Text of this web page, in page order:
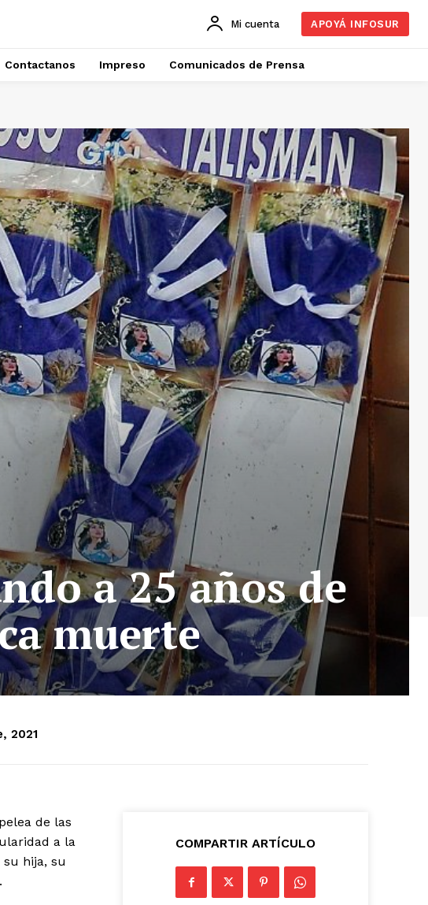
Mi cuenta APOYÁ INFOSUR
Contactanos Impreso Comunicados de Prensa
a 25 años de
muerte
2021
de las
a la
hija, su
COMPARTIR ARTÍCULO